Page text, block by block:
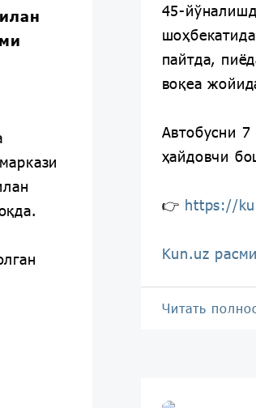
45-
пайтда,
воқеа
Автобусни
ҳайдовчи
👉 https://
Kun.uz
Читать